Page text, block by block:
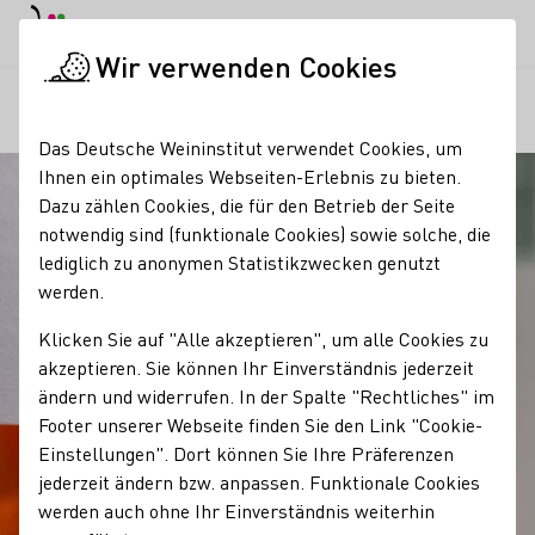
Wir verwenden Cookies
Das Deutsche Weininstitut verwendet Cookies, um
Ihnen ein optimales Webseiten-Erlebnis zu bieten.
Dazu zählen Cookies, die für den Betrieb der Seite
notwendig sind (funktionale Cookies) sowie solche, die
lediglich zu anonymen Statistikzwecken genutzt
werden.
Klicken Sie auf "Alle akzeptieren", um alle Cookies zu
akzeptieren. Sie können Ihr Einverständnis jederzeit
ändern und widerrufen. In der Spalte "Rechtliches" im
Footer unserer Webseite finden Sie den Link "Cookie-
Einstellungen". Dort können Sie Ihre Präferenzen
jederzeit ändern bzw. anpassen. Funktionale Cookies
werden auch ohne Ihr Einverständnis weiterhin